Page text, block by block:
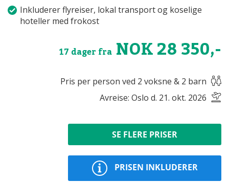
Inkluderer flyreiser, lokal transport og koselige
hoteller med frokost
17 dager fra NOK 28 350,-
Pris per person ved 2 voksne & 2 barn
Avreise: Oslo d. 21. okt. 2026
SE FLERE PRISER
PRISEN INKLUDERER